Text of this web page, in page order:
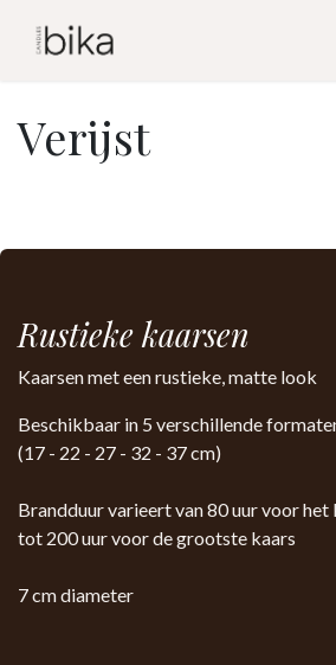
Verijst
Rustieke kaarsen
Kaarsen met een rustieke, matte look
Beschikbaar in 5 verschillende
(17 - 22 - 27 - 32 - 37 cm)
Brandduur varieert van 80 uur voor
tot 200 uur voor de grootste kaars
7 cm diameter